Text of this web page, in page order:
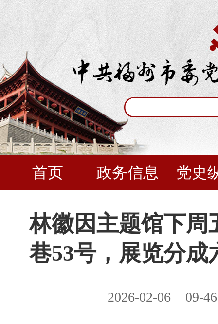
首页 政务信息 党史
林徽因主题馆下周
巷53号，展览分成
2026-02-06 09-